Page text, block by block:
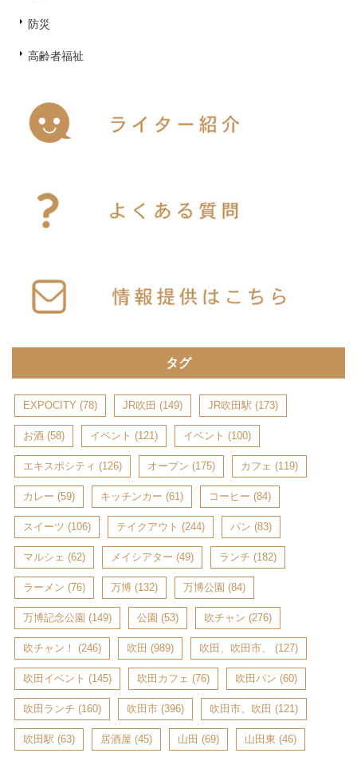
防災
高齢者福祉
タグ
EXPOCITY (78) JR吹田 (149) JR吹田駅 (173)
お酒 (58) イベント (121) イベント (100)
エキスポシティ (126) オープン (175) カフェ (119)
カレー (59) キッチンカー (61) コーヒー (84)
スイーツ (106) テイクアウト (244) パン (83)
マルシェ (62) メイシアター (49) ランチ (182)
ラーメン (76) 万博 (132) 万博公園 (84)
万博記念公園 (149) 公園 (53) 吹チャン (276)
吹チャン！ (246) 吹田 (989) 吹田、吹田市、 (127)
吹田イベント (145) 吹田カフェ (76) 吹田パン (60)
吹田ランチ (160) 吹田市 (396) 吹田市、吹田 (121)
吹田駅 (63) 居酒屋 (45) 山田 (69) 山田東 (46)